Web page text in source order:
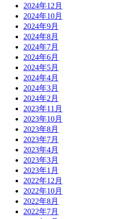
2024年12月
2024年10月
2024年9月
2024年8月
2024年7月
2024年6月
2024年5月
2024年4月
2024年3月
2024年2月
2023年11月
2023年10月
2023年8月
2023年7月
2023年4月
2023年3月
2023年1月
2022年12月
2022年10月
2022年8月
2022年7月